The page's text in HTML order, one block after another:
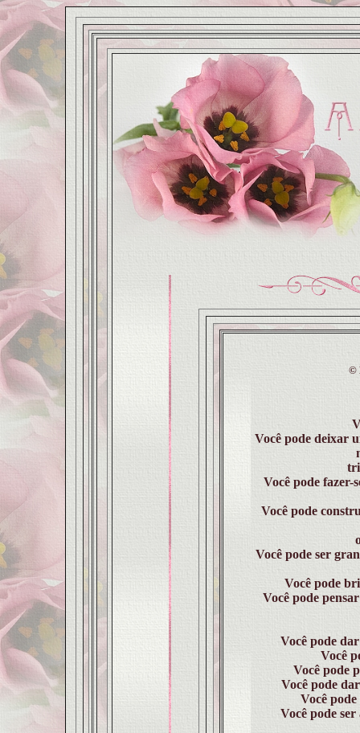
©
Você pode deixar
Você pode fazer-
Você pode
Você pode ser
Você pode
Você pode
Você pode
Você
Você pode
Você pode
Você
Você pode